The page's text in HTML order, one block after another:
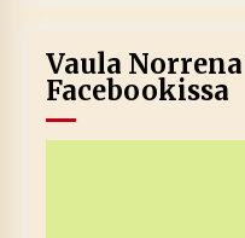
Vaula
Facebookissa